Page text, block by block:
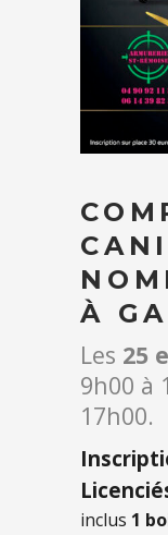
À
Les 25
9h00 à
17h00.
inclus 1